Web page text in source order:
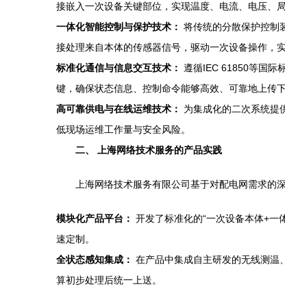
接嵌入一次设备关键部位，实现温度、电流、电压、
一体化智能控制与保护技术： 将传统的分散保护控制
接处理来自本体的传感器信号，驱动一次设备操作，
标准化通信与信息交互技术： 遵循IEC 61850等国际
键，确保状态信息、控制命令能够高效、可靠地上传下
高可靠供电与在线运维技术：
为集成化的二次系统提
低现场运维工作量与安全风险。
二、 上海网络技术服务的产品实践
上海网络技术服务有限公司基于对配电网需求的
模块化产品平台： 开发了标准化的“一次设备本体+
速定制。
全状态感知集成： 在产品中集成自主研发的无线测温
算初步处理后统一上送。